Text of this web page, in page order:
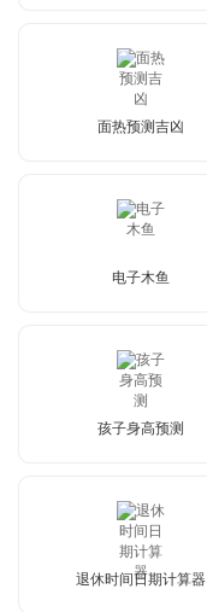
面热预测吉凶
电子木鱼
孩子身高预测
退休时间日期计算器